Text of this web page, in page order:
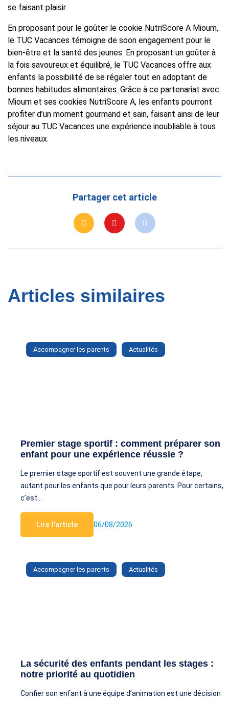
se faisant plaisir.
En proposant pour le goûter le cookie NutriScore A Mioum,
le TUC Vacances témoigne de soon engagement pour le
bien-être et la santé des jeunes. En proposant un goûter à
la fois savoureux et équilibré, le TUC Vacances offre aux
enfants la possibilité de se régaler tout en adoptant de
bonnes habitudes alimentaires. Grâce à ce partenariat avec
Mioum et ses cookies NutriScore A, les enfants pourront
profiter d’un moment gourmand et sain, faisant ainsi de leur
séjour au TUC Vacances une expérience inoubliable à tous
les niveaux.
Partager cet article
Articles similaires
Accompagner les parents Actualités
Premier stage sportif : comment préparer son
enfant pour une expérience réussie ?
Le premier stage sportif est souvent une grande étape,
autant pour les enfants que pour leurs parents. Pour certains,
c’est…
Lire l'article 06/08/2026
Accompagner les parents Actualités
La sécurité des enfants pendant les stages :
notre priorité au quotidien
Confier son enfant à une équipe d’animation est une décision